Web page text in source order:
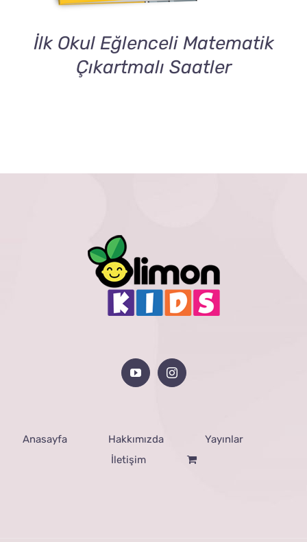
İlk Okul Eğlenceli Matematik
Çıkartmalı Saatler
Anasayfa Hakkımızda
Yayınlar
İletişim